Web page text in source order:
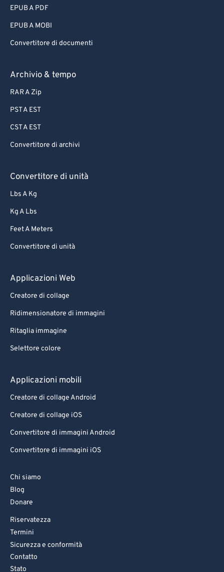
EPUB A PDF
EPUB A MOBI
Convertitore di documenti
Archivio & tempo
RAR A Zip
PST A EST
CST A EST
Convertitore di archivi
Convertitore di unità
Lbs A Kg
Kg A Lbs
Feet A Meters
Convertitore di unità
Applicazioni Web
Creatore di collage
Ridimensionatore di immagini
Ritaglia immagine
Selettore colore
Applicazioni mobili
Creatore di collage Android
Creatore di collage iOS
Convertitore di immagini Android
Convertitore di immagini iOS
Chi siamo
Blog
Donare
Riservatezza
Termini
Sicurezza e conformità
Contatto
Stato